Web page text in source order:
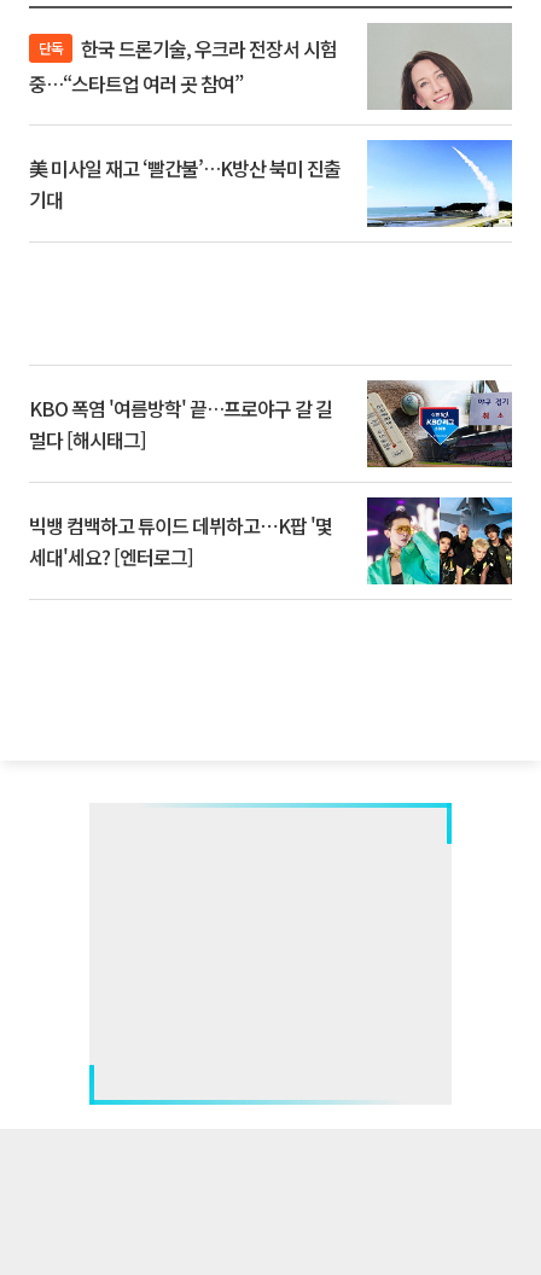
단독
중…“스타트업 여러 곳 참여”
美 미사일 재고 ‘빨간불’…K방산 북미 진출
기대
KBO 폭염 '여름방학' 끝…프로야구 갈 길
멀다 [해시태그]
빅뱅 컴백하고 튜이드 데뷔하고⋯K팝 '몇
세대'세요? [엔터로그]